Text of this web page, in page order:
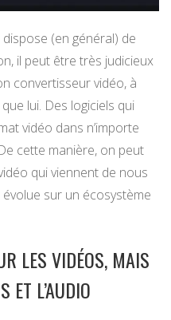
(en général) de
il peut être très judicieux
convertisseur vidéo, à
lui. Des logiciels qui
vidéo dans n’importe
cette manière, on peut
qui viennent de nous
sur un écosystème
LES VIDÉOS, MAIS
ET L’AUDIO